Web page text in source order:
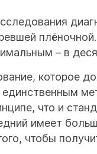
– в
которое
единственным
что и
имеет
чтобы